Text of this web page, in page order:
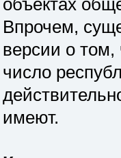
объектах
Впрочем,
версии о том,
число
имеют.